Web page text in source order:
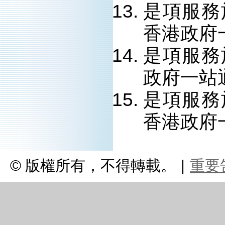
是項服
香港政府
是項服
政府一站
是項服
香港政府
© 版權所有，不得轉載。 | 重要